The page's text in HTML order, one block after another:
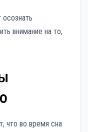
внимание на то,
что во время сна